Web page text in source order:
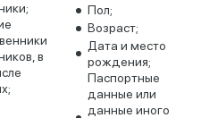
в
Пол;
Возраст;
Дата и место
рождения;
Паспортные
данные или
данные иного